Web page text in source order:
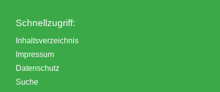
Schnellzugriff:
Inhaltsverzeichnis
Impressum
Datenschutz
Suche